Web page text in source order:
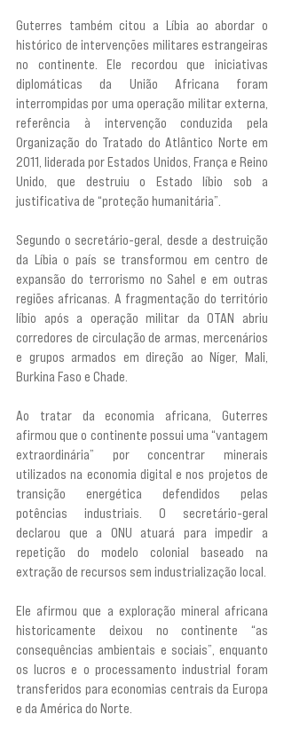
Guterres também citou a Líbia ao abordar o
histórico de intervenções militares estrangeiras
no continente. Ele recordou que iniciativas
diplomáticas da União Africana foram
interrompidas por uma operação militar externa,
referência à intervenção conduzida pela
Organização do Tratado do Atlântico Norte em
2011, liderada por Estados Unidos, França e Reino
Unido, que destruiu o Estado líbio sob a
justificativa de “proteção humanitária”.
Segundo o secretário-geral, desde a destruição
da Líbia o país se transformou em centro de
expansão do terrorismo no Sahel e em outras
regiões africanas. A fragmentação do território
líbio após a operação militar da OTAN abriu
corredores de circulação de armas, mercenários
e grupos armados em direção ao Níger, Mali,
Burkina Faso e Chade.
Ao tratar da economia africana, Guterres
afirmou que o continente possui uma “vantagem
extraordinária” por concentrar minerais
utilizados na economia digital e nos projetos de
transição energética defendidos pelas
potências industriais. O secretário-geral
declarou que a ONU atuará para impedir a
repetição do modelo colonial baseado na
extração de recursos sem industrialização local.
Ele afirmou que a exploração mineral africana
historicamente deixou no continente “as
consequências ambientais e sociais”, enquanto
os lucros e o processamento industrial foram
transferidos para economias centrais da Europa
e da América do Norte.